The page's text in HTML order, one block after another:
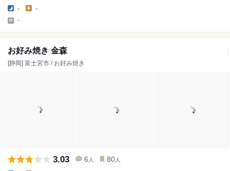
- -
-
お好み焼き 金森
[静岡] 富士宮市 / お好み焼き
3.03 6 人 80 人